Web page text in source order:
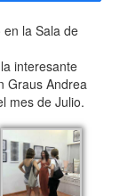
la Sala de
interesante
Graus Andrea
mes de Julio.